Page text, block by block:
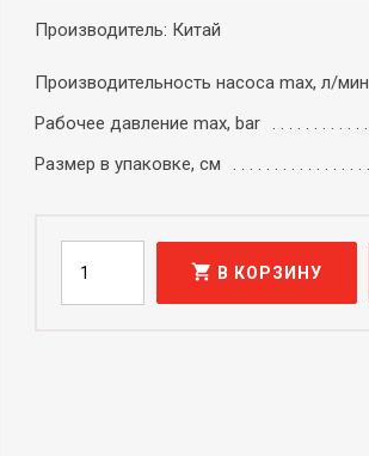
Производитель: Китай
Производительность насоса max, л/мин
Рабочее давление max, bar
Размер в упаковке, см
shopping_cart В КОРЗИНУ